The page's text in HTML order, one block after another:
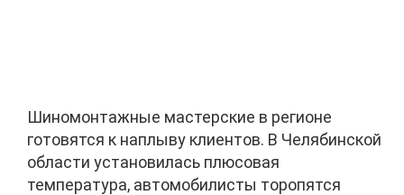
Шиномонтажные мастерские в регионе
готовятся к наплыву клиентов. В Челябинской
области установилась плюсовая
температура, автомобилисты торопятся